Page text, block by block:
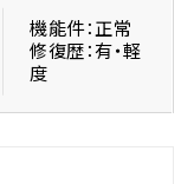
機能件：正常
修復歴：有・軽
度